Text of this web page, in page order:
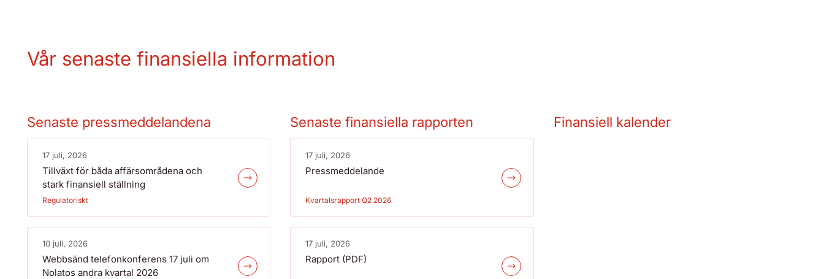
Vår senaste finansiella information
Senaste pressmeddelandena
17 juli, 2026
Tillväxt för båda affärsområdena och
stark finansiell ställning
Regulatoriskt
10 juli, 2026
Webbsänd telefonkonferens 17 juli om
Nolatos andra kvartal 2026
Senaste finansiella rapporten
17 juli, 2026
Pressmeddelande
Kvartalsrapport Q2 2026
17 juli, 2026
Rapport (PDF)
Finansiell kalender